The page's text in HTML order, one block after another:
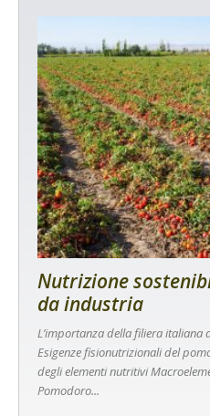
Nutrizione
da industria
L’importanza della filiera
Esigenze fisionutrizionali del
degli elementi nutritivi
Pomodoro...